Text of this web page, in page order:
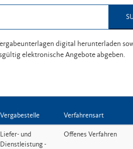
digital herunterladen
elektronische Angebote abgeben.
Vergabestelle Verfahrensart
Liefer- und
Dienstleistung -
Offenes Verfahren